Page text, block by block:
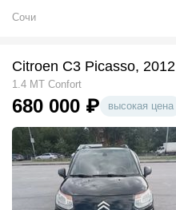
Сочи
Citroen C3 Picasso, 2012
1.4 MT Confort
680 000 ₽ высокая цена